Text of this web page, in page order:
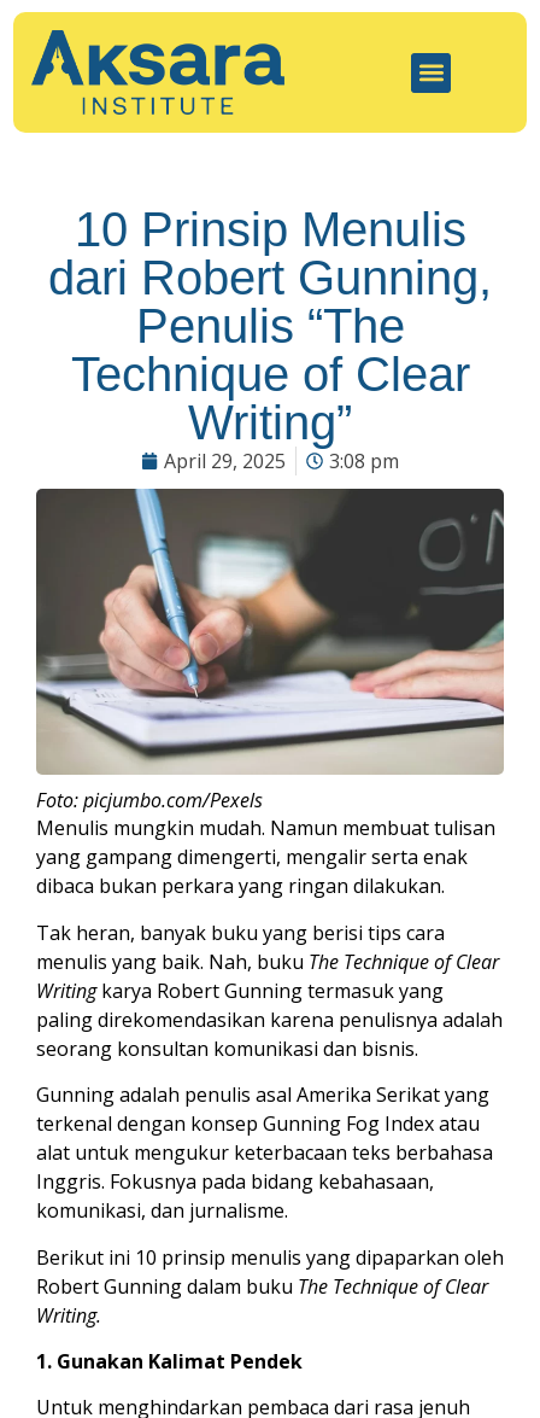
10 Prinsip Menulis
dari Robert Gunning,
Penulis “The
Technique of Clear
Writing”
April 29, 2025 3:08 pm
Foto: picjumbo.com/Pexels
Menulis mungkin mudah. Namun membuat tulisan
yang gampang dimengerti, mengalir serta enak
dibaca bukan perkara yang ringan dilakukan.
Tak heran, banyak buku yang berisi tips cara
menulis yang baik. Nah, buku The Technique of Clear
Writingkarya Robert Gunning termasuk yang
paling direkomendasikan karena penulisnya adalah
seorang konsultan komunikasi dan bisnis.
Gunning adalah penulis asal Amerika Serikat yang
terkenal dengan konsep Gunning Fog Index atau
alat untuk mengukur keterbacaan teks berbahasa
Inggris. Fokusnya pada bidang kebahasaan,
komunikasi, dan jurnalisme.
Berikut ini 10 prinsip menulis yang dipaparkan oleh
Robert Gunning dalam buku The Technique of Clear
Writing.
1. Gunakan Kalimat Pendek
Untuk menghindarkan pembaca dari rasa jenuh